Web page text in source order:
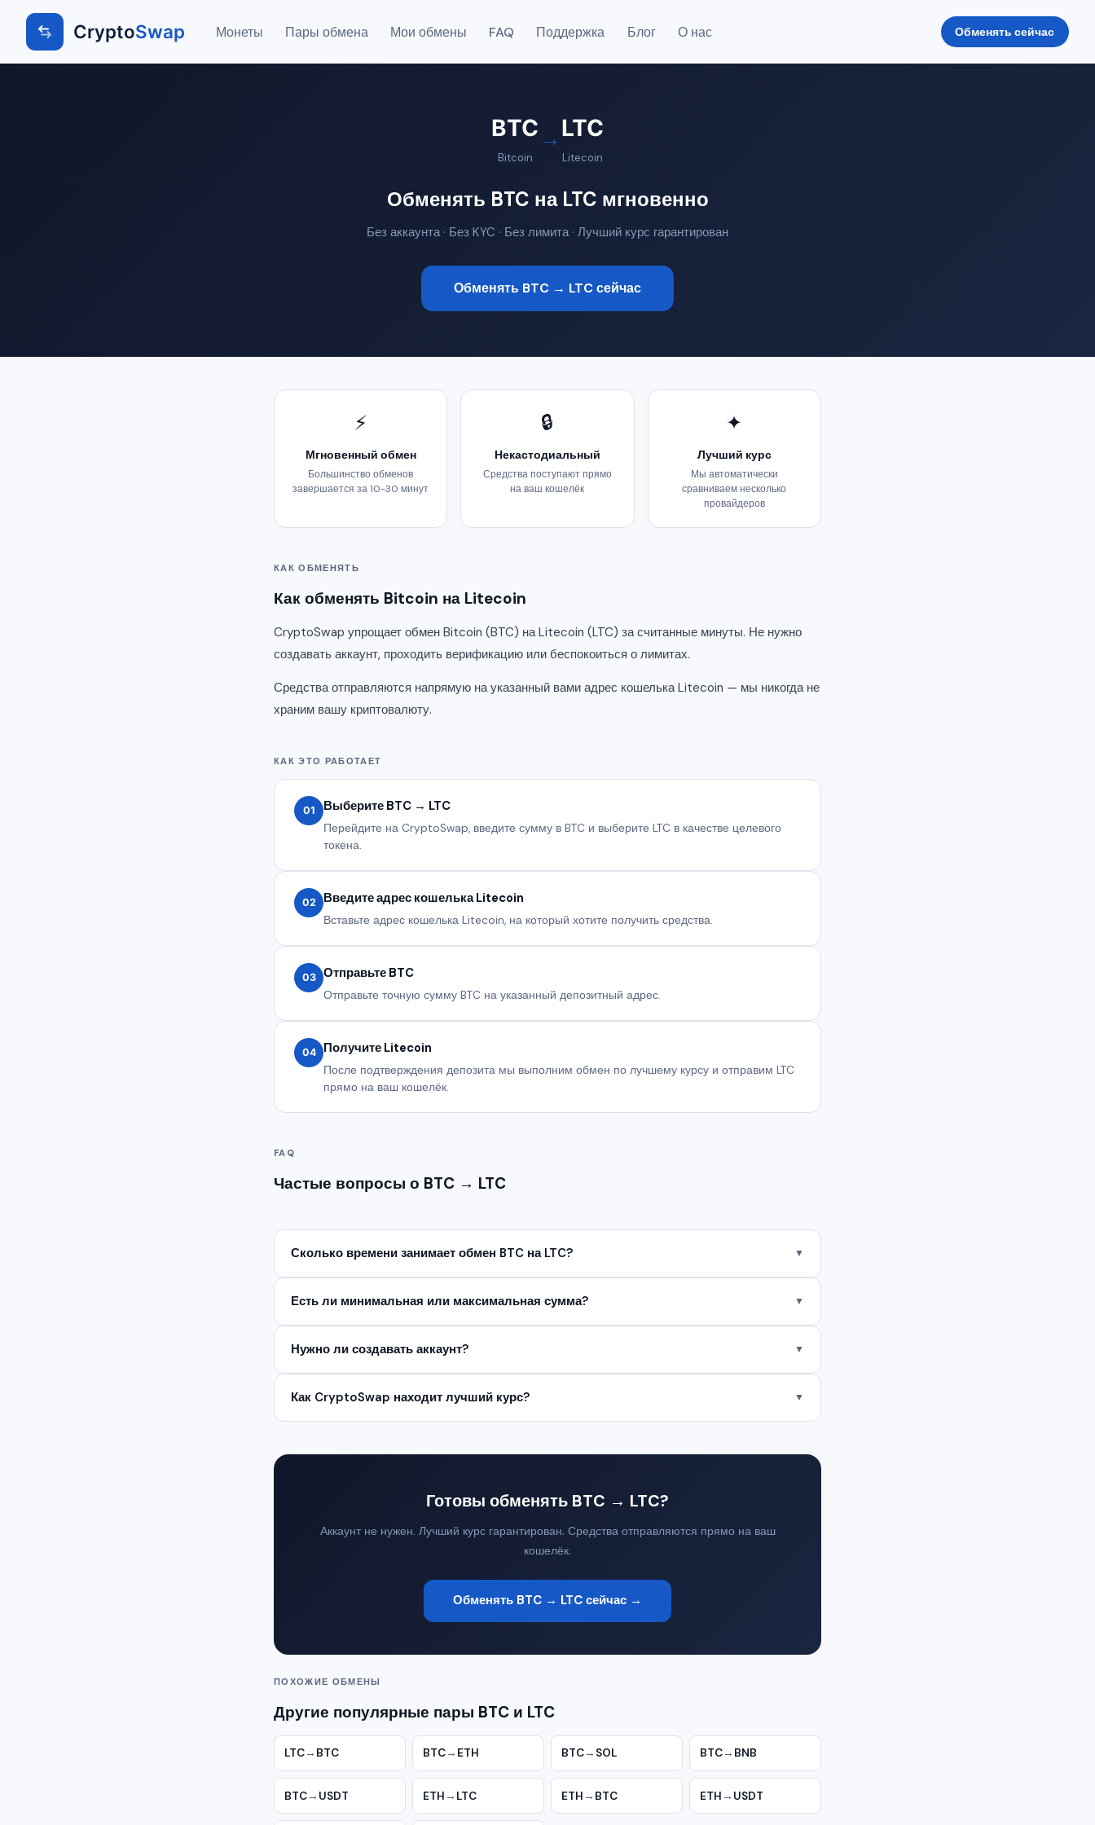
CryptoSwap Монеты Пары обмена Мои обмены FAQ Поддержка Блог О нас Обменять сейчас
BTC
Bitcoin
→LTC
Litecoin
Обменять BTC на LTC мгновенно
Без аккаунта · Без KYC · Без лимита · Лучший курс гарантирован
Обменять BTC → LTC сейчас
⚡
Мгновенный обмен
Большинство обменов
завершается за 10-30 минут
🔒
Некастодиальный
Средства поступают прямо
на ваш кошелёк
✦
Лучший курс
Мы автоматически
сравниваем несколько
провайдеров
КАК ОБМЕНЯТЬ
Как обменять Bitcoin на Litecoin
CryptoSwap упрощает обмен Bitcoin (BTC) на Litecoin (LTC) за считанные минуты. Не нужно
создавать аккаунт, проходить верификацию или беспокоиться о лимитах.
Средства отправляются напрямую на указанный вами адрес кошелька Litecoin — мы никогда не
храним вашу криптовалюту.
КАК ЭТО РАБОТАЕТ
01 Выберите BTC → LTC
Перейдите на CryptoSwap, введите сумму в BTC и выберите LTC в качестве целевого
токена.
02 Введите адрес кошелька Litecoin
Вставьте адрес кошелька Litecoin, на который хотите получить средства.
03 Отправьте BTC
Отправьте точную сумму BTC на указанный депозитный адрес.
04 Получите Litecoin
После подтверждения депозита мы выполним обмен по лучшему курсу и отправим LTC
прямо на ваш кошелёк.
FAQ
Частые вопросы о BTC → LTC
Сколько времени занимает обмен BTC на LTC? ▼
Есть ли минимальная или максимальная сумма? ▼
Нужно ли создавать аккаунт? ▼
Как CryptoSwap находит лучший курс? ▼
Готовы обменять BTC → LTC?
Аккаунт не нужен. Лучший курс гарантирован. Средства отправляются прямо на ваш
кошелёк.
Обменять BTC → LTC сейчас →
ПОХОЖИЕ ОБМЕНЫ
Другие популярные пары BTC и LTC
LTC→ BTC BTC→ ETH BTC→ SOL BTC→ BNB
BTC→ USDT ETH → LTC ETH → BTC ETH → USDT